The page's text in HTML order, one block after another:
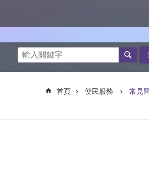
搜尋
首頁 便民服務 常見